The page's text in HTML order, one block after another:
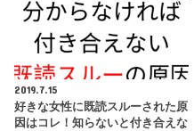
2019.7.15
好きな女性に既読スルーされた原
因はコレ！知らないと付き合えな